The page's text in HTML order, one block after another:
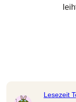
Lesezeit